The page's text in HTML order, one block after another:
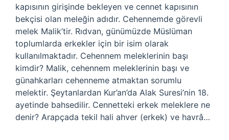
kapısının girişinde bekleyen ve cennet kapısının
bekçisi olan meleğin adıdır. Cehennemde görevli
melek Malik’tir. Rıdvan, günümüzde Müslüman
toplumlarda erkekler için bir isim olarak
kullanılmaktadır. Cehennem meleklerinin başı
kimdir? Malik, cehennem meleklerinin başı ve
günahkarları cehenneme atmaktan sorumlu
melektir. Şeytanlardan Kur’an’da Alak Suresi’nin 18.
ayetinde bahsedilir. Cennetteki erkek meleklere ne
denir? Arapçada tekil hali ahver (erkek) ve havrâ…